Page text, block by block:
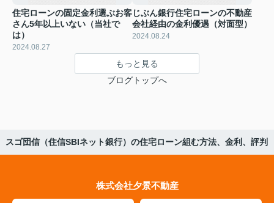
住宅ローンの固定金利選ぶお客
さん5年以上いない（当社で
は）
2024.08.27
じぶん銀行住宅ローンの不動産
会社経由の金利優遇（対面型）
2024.08.24
もっと見る
ブログトップへ
スゴ団信（住信SBIネット銀行）の住宅ローン組む方法、金利、評判
株式会社夕景不動産